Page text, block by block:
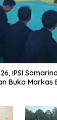
IPSI
Buka Markas